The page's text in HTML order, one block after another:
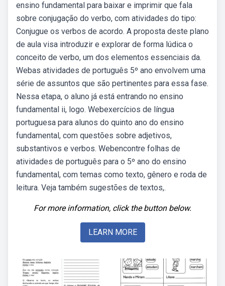
ensino fundamental para baixar e imprimir que fala
sobre conjugação do verbo, com atividades do tipo:
Conjugue os verbos de acordo. A proposta deste plano
de aula visa introduzir e explorar de forma lúdica o
conceito de verbo, um dos elementos essenciais da.
Webas atividades de português 5º ano envolvem uma
série de assuntos que são pertinentes para essa fase.
Nessa etapa, o aluno já está entrando no ensino
fundamental ii, logo. Webexercícios de língua
portuguesa para alunos do quinto ano do ensino
fundamental, com questões sobre adjetivos,
substantivos e verbos. Webencontre folhas de
atividades de português para o 5º ano do ensino
fundamental, com temas como texto, gênero e roda de
leitura. Veja também sugestões de textos,.
For more information, click the button below.
LEARN MORE